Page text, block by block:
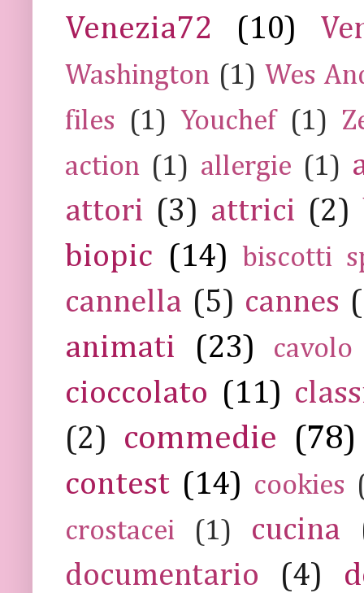
Venezia72 (10)
Washington (1) Wes
files
(1) Youchef (1)
action (1) allergie (1)
attori (3) attrici (2)
biopic (14) biscotti
cannella (5) cannes
animati
(23) cavolo
cioccolato (11)
(2)
commedie (78)
contest (14) cookies
crostacei
(1) cucina
documentario
(4)